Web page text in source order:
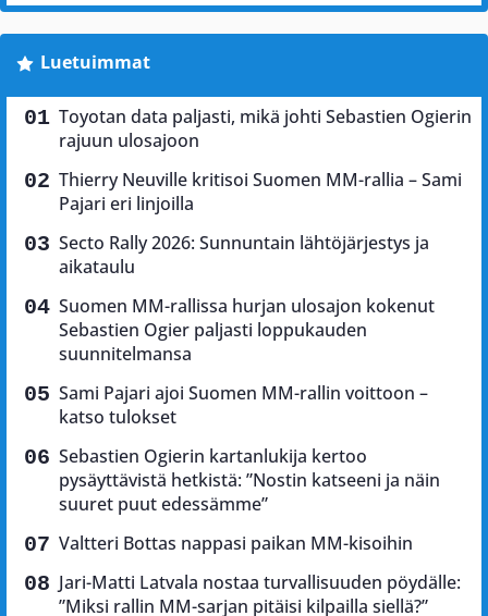
Luetuimmat
Toyotan data paljasti, mikä johti Sebastien Ogierin
rajuun ulosajoon
Thierry Neuville kritisoi Suomen MM-rallia – Sami
Pajari eri linjoilla
Secto Rally 2026: Sunnuntain lähtöjärjestys ja
aikataulu
Suomen MM-rallissa hurjan ulosajon kokenut
Sebastien Ogier paljasti loppukauden
suunnitelmansa
Sami Pajari ajoi Suomen MM-rallin voittoon –
katso tulokset
Sebastien Ogierin kartanlukija kertoo
pysäyttävistä hetkistä: ”Nostin katseeni ja näin
suuret puut edessämme”
Valtteri Bottas nappasi paikan MM-kisoihin
Jari-Matti Latvala nostaa turvallisuuden pöydälle:
”Miksi rallin MM-sarjan pitäisi kilpailla siellä?”